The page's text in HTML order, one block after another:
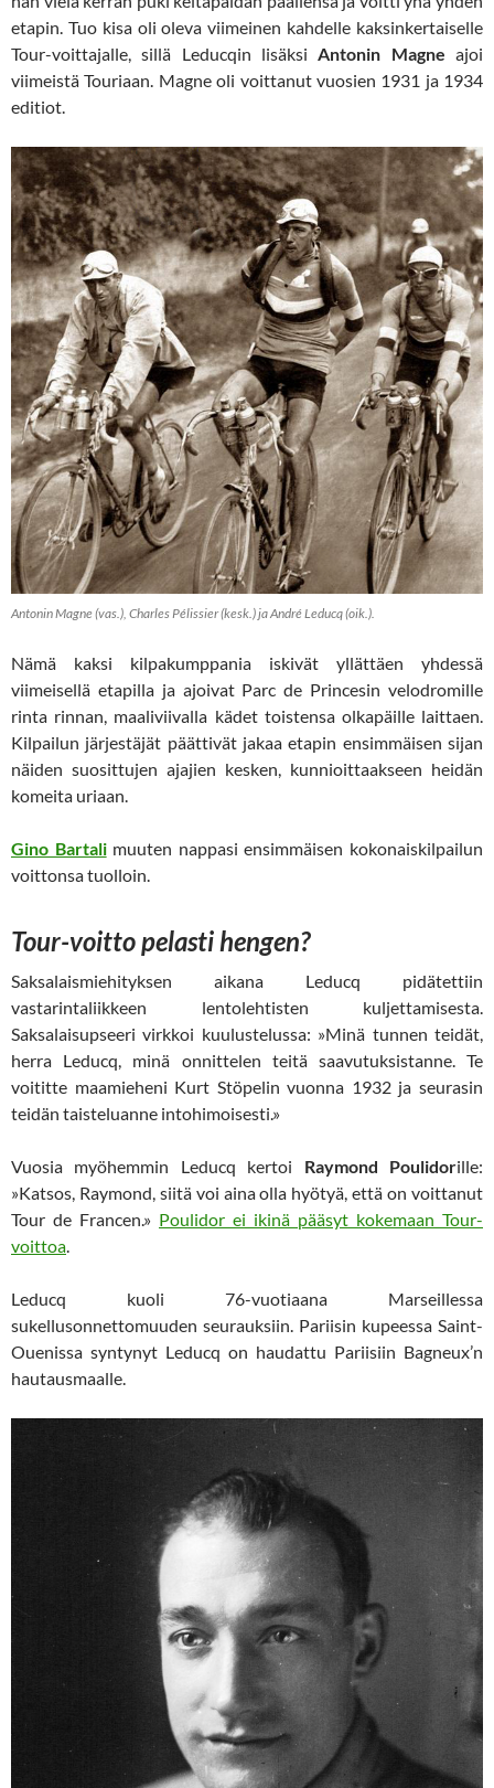
etapin. Tuo kisa oli oleva viimeinen kahdelle kaksinkertaiselle
Tour-voittajalle, sillä Leducqin lisäksiAntonin Magne ajoi
viimeistä Touriaan. Magne oli voittanut vuosien 1931 ja 1934
editiot.
Antonin Magne (vas.), Charles Pélissier (kesk.) ja André Leducq (oik.).
Nämä kaksi kilpakumppania iskivät yllättäen yhdessä
viimeisellä etapilla ja ajoivat Parc de Princesin velodromille
rinta rinnan, maaliviivalla kädet toistensa olkapäille laittaen.
Kilpailun järjestäjät päättivät jakaa etapin ensimmäisen sijan
näiden suosittujen ajajien kesken, kunnioittaakseen heidän
komeita uriaan.
Gino Bartali muuten nappasi ensimmäisen kokonaiskilpailun
voittonsa tuolloin.
Tour-voitto pelasti hengen?
Saksalaismiehityksen aikana Leducq pidätettiin
vastarintaliikkeen lentolehtisten kuljettamisesta.
Saksalaisupseeri virkkoi kuulustelussa: »Minä tunnen teidät,
herra Leducq, minä onnittelen teitä saavutuksistanne. Te
voititte maamieheni Kurt Stöpelin vuonna 1932 ja seurasin
teidän taisteluanne intohimoisesti.»
Vuosia myöhemmin Leducq kertoi Raymond Poulidorille:
»Katsos, Raymond, siitä voi aina olla hyötyä, että on voittanut
Tour de Francen.» Poulidor ei ikinä pääsyt kokemaan Tour-
voittoa.
Leducq kuoli 76-vuotiaana Marseillessa
sukellusonnettomuuden seurauksiin. Pariisin kupeessa Saint-
Ouenissa syntynyt Leducq on haudattu Pariisiin Bagneux’n
hautausmaalle.